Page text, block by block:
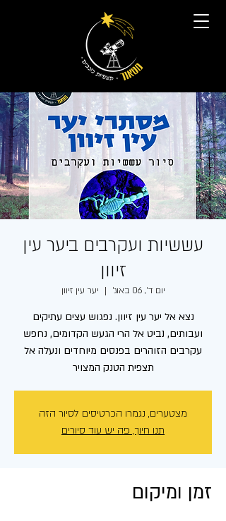
עששיות ועקרבים ביער עין
זיוון
יום ד׳, 06 באוג׳
  |
יער עין זיוון
נצא אל יער עין זיוון. נפגוש עצים עתיקים
ועבותים, נביט אל הרי הגעש הקדומים, נחפש
עקרבים הזוהרים בפנסים מיוחדים ונעלה אל
תצפית הטנק המצויר
מצטערים, נגמרו הכרטיסים לסיור הזה
תנו חיוך, פה יש עוד סיורים
זמן ומיקום